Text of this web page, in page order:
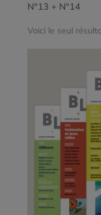
N°13 + N°14
Voici le seul